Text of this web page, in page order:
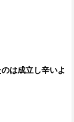
は成立し辛いよ